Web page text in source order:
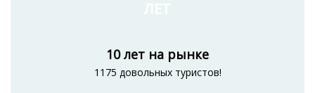
10 лет на рынке
1175 довольных туристов!